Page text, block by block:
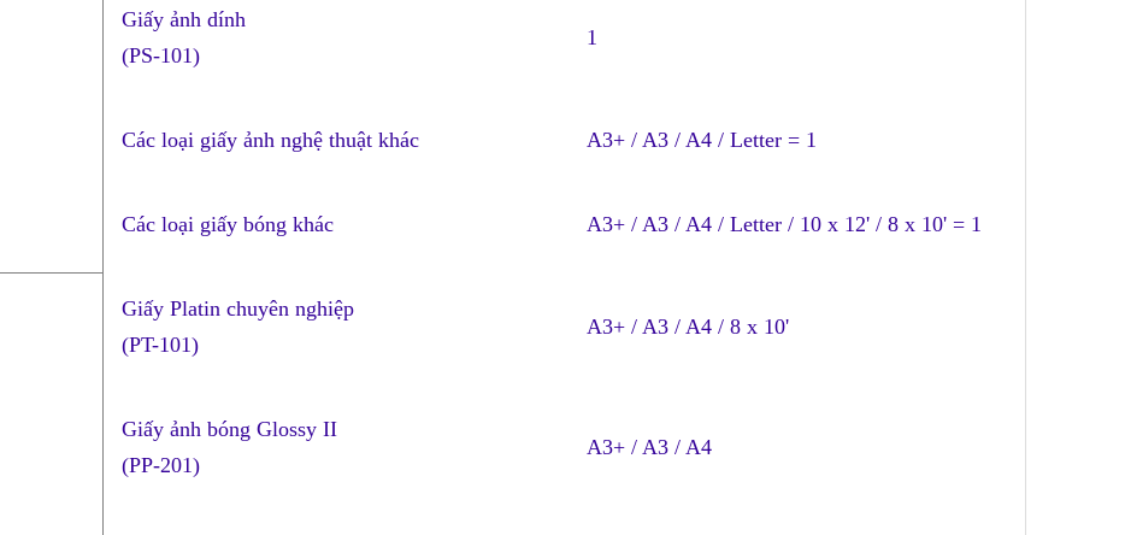
Giấy ảnh dính
(PS-101)
1
Các loại giấy ảnh nghệ thuật khác A3+ / A3 / A4 / Letter = 1
Các loại giấy bóng khác A3+ / A3 / A4 / Letter / 10 x 12' / 8 x 10' = 1
Giấy Platin chuyên nghiệp
(PT-101)
A3+ / A3 / A4 / 8 x 10'
Giấy ảnh bóng Glossy II
(PP-201)
A3+ / A3 / A4